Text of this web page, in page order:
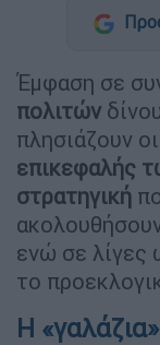
Έμφαση σε
πολιτών
πλησιάζουν οι
επικεφαλής
στρατηγική
ενώ σε λίγες
το
Η